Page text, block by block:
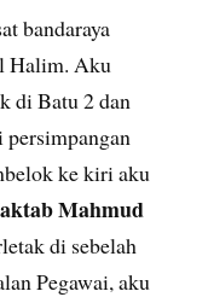
bandaraya
Halim. Aku
di Batu 2 dan
persimpangan
ke kiri aku
Mahmud
di sebelah
Pegawai, aku